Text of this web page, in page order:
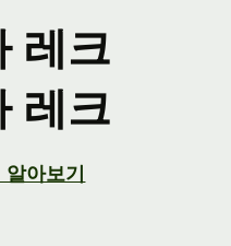
레크
레크
아보기